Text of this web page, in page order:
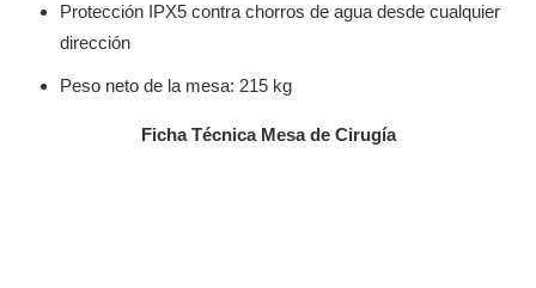
Protección IPX5 contra chorros de agua desde cualquier
dirección
Peso neto de la mesa: 215 kg
Ficha Técnica Mesa de Cirugía